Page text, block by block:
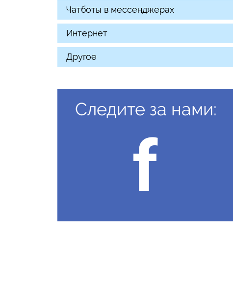
Чатботы в мессенджерах
Интернет
Другое
Следите за нами: